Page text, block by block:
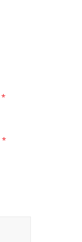
*
*